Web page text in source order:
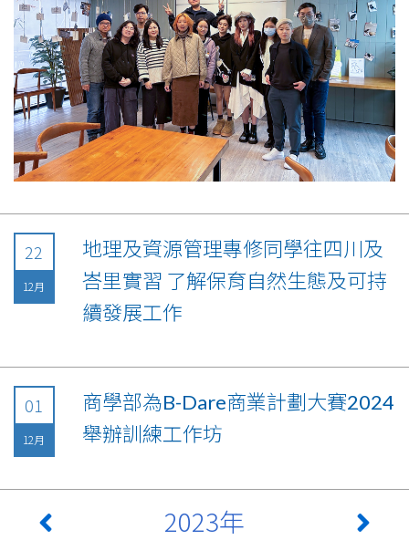
22
12月
地理及資源管理專修同學往四川及
峇里實習 了解保育自然生態及可持
續發展工作
01
12月
商學部為B-Dare商業計劃大賽2024
舉辦訓練工作坊
2023年